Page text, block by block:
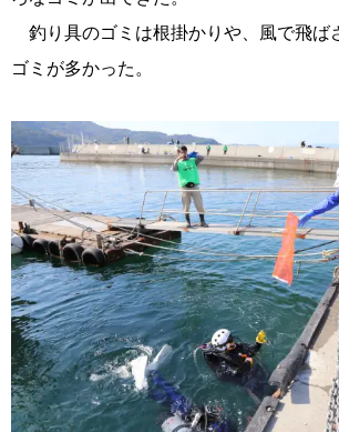
釣り具のゴミは根掛かりや、風で飛ば
ゴミが多かった。